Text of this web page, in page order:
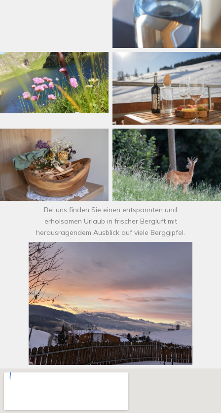
Bei uns finden Sie einen entspannten und
erholsamen Urlaub in frischer Bergluft mit
herausragendem Ausblick auf viele Berggipfel.